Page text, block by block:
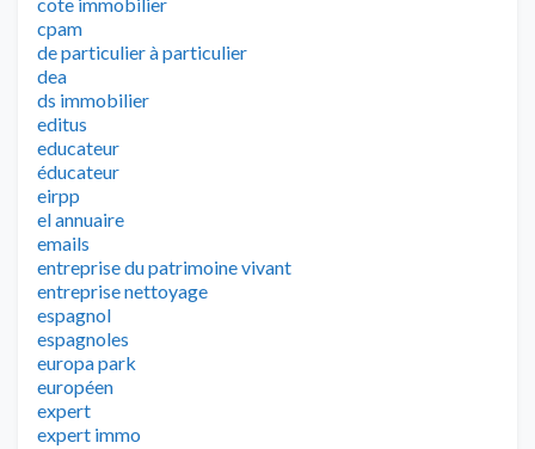
cpam
de particulier à particulier
dea
ds immobilier
editus
educateur
éducateur
eirpp
el annuaire
emails
entreprise du patrimoine vivant
entreprise nettoyage
espagnol
espagnoles
europa park
européen
expert
expert immo